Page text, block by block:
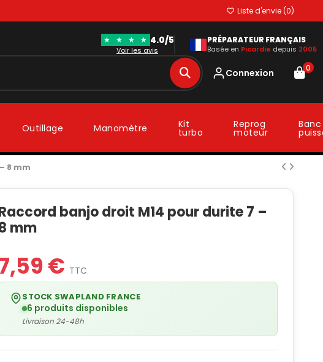
Liste d'envie (0)
★ ★ ★ ★ 4.0/5
Voir les avis
PRÉPARATEUR FRANÇAIS
Basée en Picardie depuis 2005
Connexion 0
Outillage Manomètre Kit
turbo
Reprog
moteur
8 mm
banjo droit M14 pour durite 7 –
mm
€ TTC
STOCK SWAPLAND FRANCE
6 produits disponibles
Livraison 24-48h